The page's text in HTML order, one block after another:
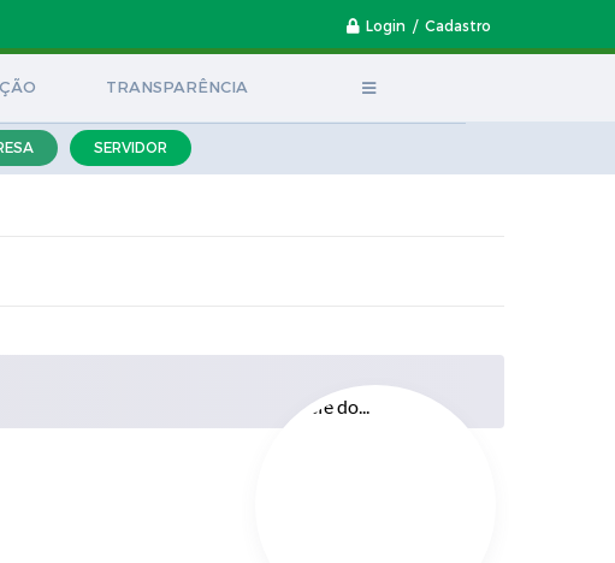
Login / Cadastro
TRANSPARÊNCIA
SERVIDOR